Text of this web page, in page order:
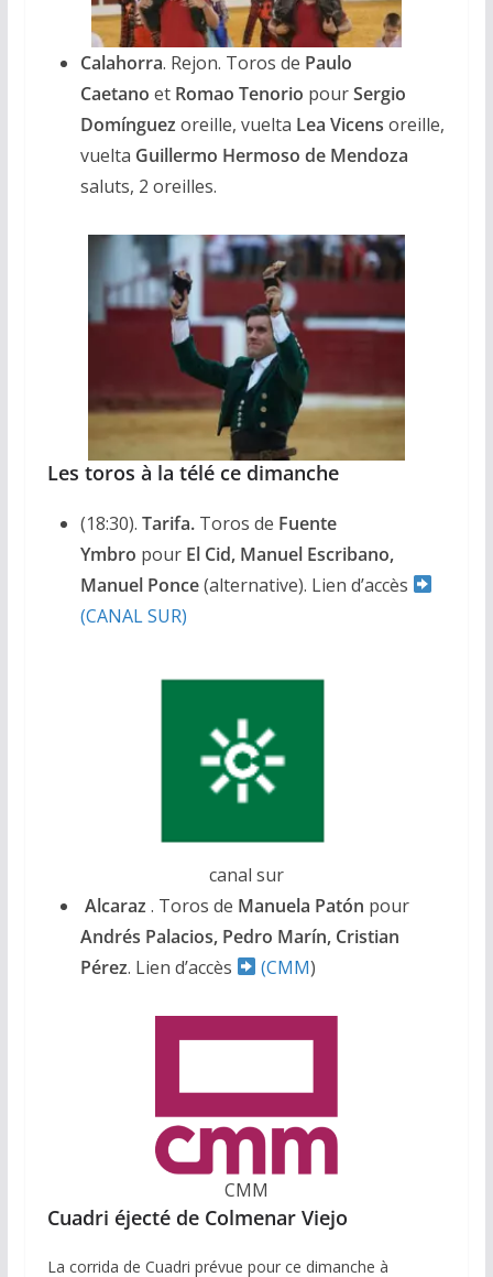
Calahorra. Rejon. Toros de Paulo
Caetano et Romao Tenorio pourSergio
Domínguez oreille, vuelta Lea Vicens oreille,
vuelta Guillermo Hermoso de Mendoza
saluts, 2 oreilles.
Les toros à la télé ce dimanche
(18:30). Tarifa.Toros de Fuente
Ymbro pourEl Cid, Manuel Escribano,
Manuel Ponce(alternative). Lien d’accès
(CANAL SUR)
canal sur
Alcaraz . Toros de Manuela Patón pour
Andrés Palacios, Pedro Marín, Cristian
Pérez. Lien d’accès (CMM)
CMM
Cuadri éjecté de Colmenar Viejo
La corrida de Cuadri prévue pour ce dimanche à